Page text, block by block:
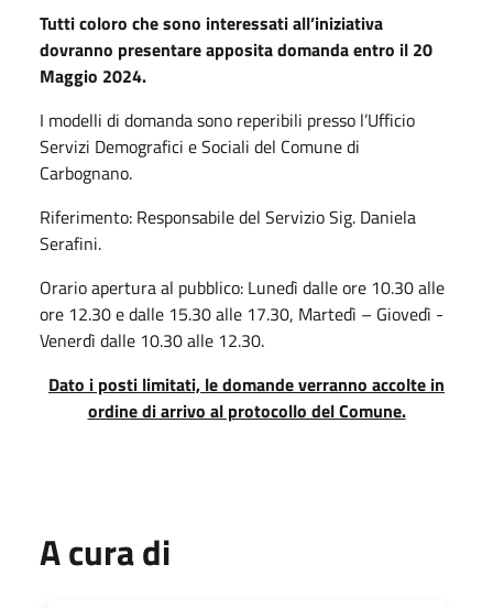
Tutti coloro che sono interessati all’iniziativa
dovranno presentare apposita domanda entro il 20
Maggio 2024.
I modelli di domanda sono reperibili presso l’Ufficio
Servizi Demografici e Sociali del Comune di
Carbognano.
Riferimento: Responsabile del Servizio Sig. Daniela
Serafini.
Orario apertura al pubblico: Lunedì dalle ore 10.30 alle
ore 12.30 e dalle 15.30 alle 17.30, Martedì – Giovedì -
Venerdì dalle 10.30 alle 12.30.
Dato i posti limitati, le domande verranno accolte in
ordine di arrivo al protocollo del Comune.
A cura di